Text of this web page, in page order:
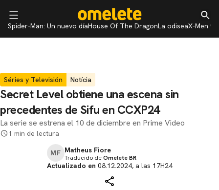
Spider-Man: Un nuevo díaHouse Of The DragonLa odiseaX-Men 97
Séries y Televisión Notícia
Secret Level obtiene una escena sin
precedentes de Sifu en CCXP24
La serie se estrena el 10 de diciembre en Prime Video
1 min de lectura
MF Matheus Fiore
Traducido deOmelete BR
Actualizado en 08.12.2024, a las 17H24